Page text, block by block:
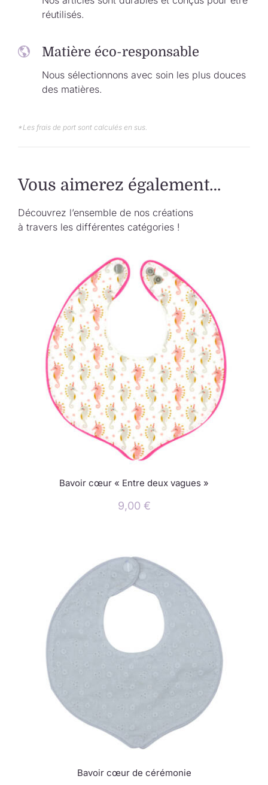
réutilisés.
Matière éco-responsable
Nous sélectionnons avec soin les plus douces
des matières.
*Les frais de port sont calculés en sus.
Vous aimerez également…
Découvrez l’ensemble de nos créations
à travers les différentes catégories !
Bavoir cœur « Entre deux vagues »
9,00 €
Bavoir cœur de cérémonie